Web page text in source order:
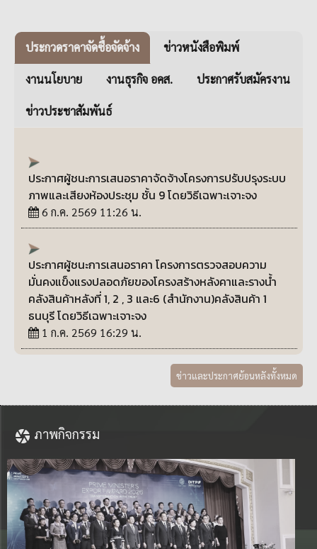
ประกวดราคาจัดซื้อจัดจ้าง ข่าวหนังสือพิมพ์
งานนโยบาย งานธุรกิจ อคส. ประกาศรับสมัครงาน
ข่าวประชาสัมพันธ์
ประกาศผู้ชนะการเสนอราคาจัดจ้างโครงการปรับปรุงระบบ
ภาพและเสียงห้องประชุม ชั้น 9 โดยวิธีเฉพาะเจาะจง
6 ก.ค. 2569 11:26 น.
ประกาศผู้ชนะการเสนอราคา โครงการตรวจสอบความ
มั่นคงแข็งแรงปลอดภัยของโครงสร้างหลังคาและรางน้ำ
คลังสินค้าหลังที่ 1, 2 , 3 และ6 (สำนักงาน)คลังสินค้า 1
ธนบุรี โดยวิธีเฉพาะเจาะจง
1 ก.ค. 2569 16:29 น.
O11_สรุปผลการจัดซื้อจัดจ้างหรือการจัดหาพัสดุรายเดือน
ประจำปีงบประมาณ พ.ศ.2569(แบบ สขร.1)
O12_สรุปผลการจัดซื้อจัดจ้างหรือการจัดหาพัสดุราย
เดือน ประจำปีงบประมาณ พ.ศ.2568
12 พ.ค. 2569 09:40 น.
ข่าวและประกาศย้อนหลังทั้งหมด
ภาพกิจกรรม